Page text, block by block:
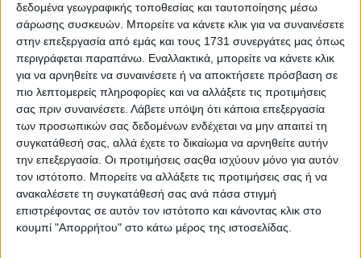
δεδομένα γεωγραφικής τοποθεσίας και ταυτοποίησης μέσω
σάρωσης συσκευών. Μπορείτε να κάνετε κλικ για να συναινέσετε
στην επεξεργασία από εμάς και τους 1731 συνεργάτες μας όπως
περιγράφεται παραπάνω. Εναλλακτικά, μπορείτε να κάνετε κλικ
για να αρνηθείτε να συναινέσετε ή να αποκτήσετε πρόσβαση σε
πιο λεπτομερείς πληροφορίες και να αλλάξετε τις προτιμήσεις
σας πριν συναινέσετε. Λάβετε υπόψη ότι κάποια επεξεργασία
των προσωπικών σας δεδομένων ενδέχεται να μην απαιτεί τη
συγκατάθεσή σας, αλλά έχετε το δικαίωμα να αρνηθείτε αυτήν
την επεξεργασία. Οι προτιμήσεις σαςθα ισχύουν μόνο για αυτόν
τον ιστότοπο. Μπορείτε να αλλάξετε τις προτιμήσεις σας ή να
ανακαλέσετε τη συγκατάθεσή σας ανά πάσα στιγμή
επιστρέφοντας σε αυτόν τον ιστότοπο και κάνοντας κλικ στο
κουμπί "Απορρήτου" στο κάτω μέρος της ιστοσελίδας.